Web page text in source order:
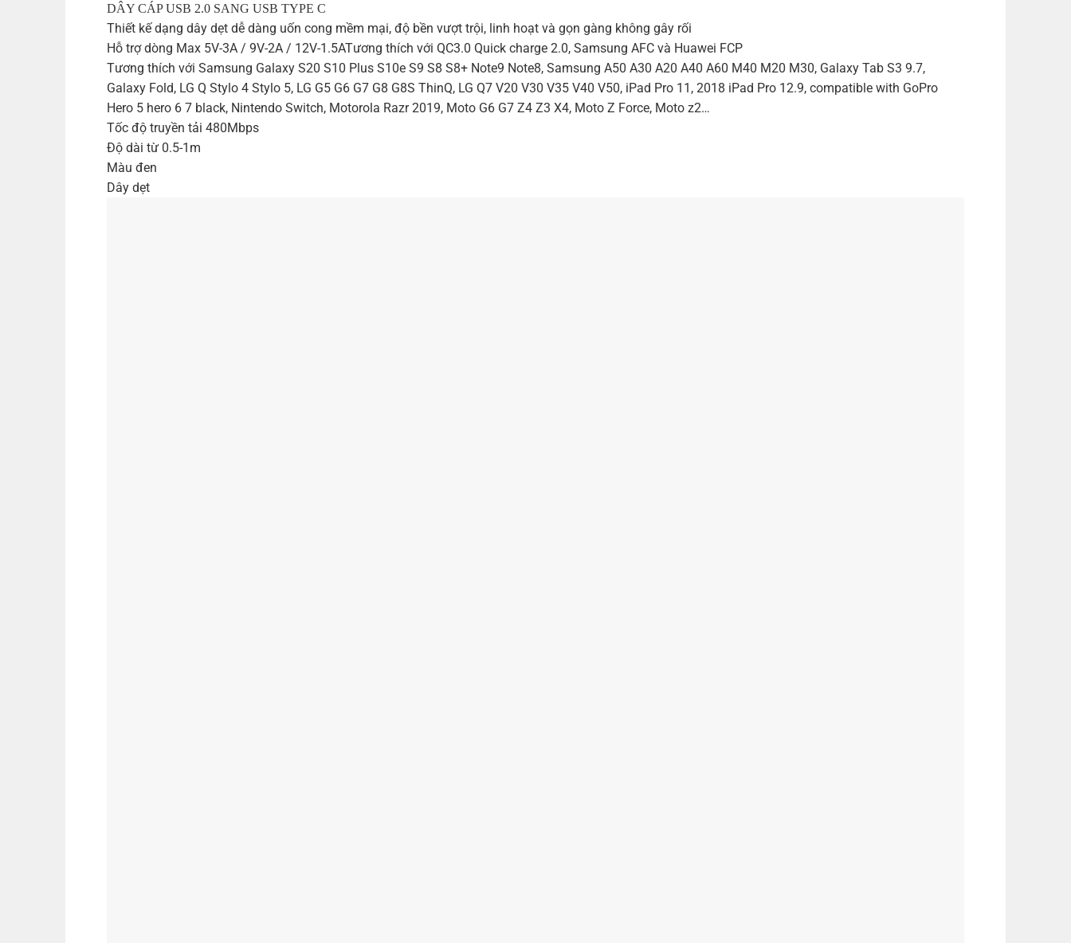
DÂY CÁP USB 2.0 SANG USB TYPE C
Thiết kế dạng dây dẹt dễ dàng uốn cong mềm mại, độ bền vượt trội, linh hoạt và gọn gàng không gây rối
Hỗ trợ dòng Max 5V-3A / 9V-2A / 12V-1.5ATương thích với QC3.0 Quick charge 2.0, Samsung AFC và Huawei FCP
Tương thích với Samsung Galaxy S20 S10 Plus S10e S9 S8 S8+ Note9 Note8, Samsung A50 A30 A20 A40 A60 M40 M20 M30, Galaxy Tab S3 9.7,
Galaxy Fold, LG Q Stylo 4 Stylo 5, LG G5 G6 G7 G8 G8S ThinQ, LG Q7 V20 V30 V35 V40 V50, iPad Pro 11, 2018 iPad Pro 12.9, compatible with GoPro
Hero 5 hero 6 7 black, Nintendo Switch, Motorola Razr 2019, Moto G6 G7 Z4 Z3 X4, Moto Z Force, Moto z2…
Tốc độ truyền tải 480Mbps
Độ dài từ 0.5-1m
Màu đen
Dây dẹt